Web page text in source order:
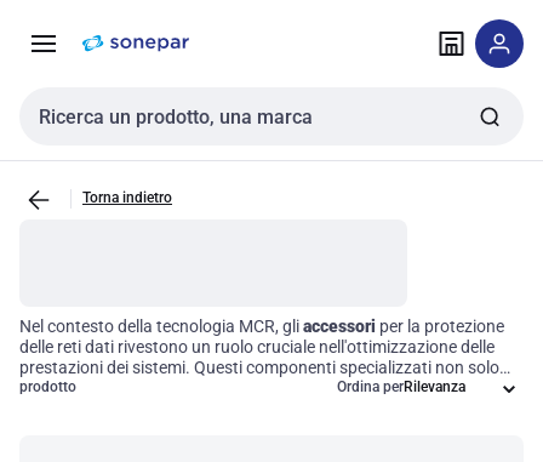
navigazione alla
Cerca input
Torna indietro
Nel contesto della tecnologia MCR, gliaccessori per la protezione
delle reti dati rivestono un ruolo cruciale nell'ottimizzazione delle
prestazioni dei sistemi. Questi componenti specializzati non solo
garantiscono una protezione efficace contro le sovratensioni, ma
prodotto Ordina per